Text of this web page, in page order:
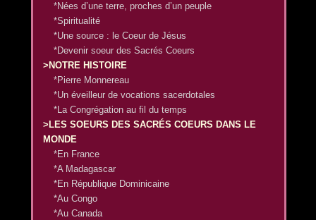
*Nées d’une terre, proches d’un peuple
*Spiritualité
*Une source : le Coeur de Jésus
*Devenir soeur des Sacrés Coeurs
>NOTRE HISTOIRE
*Pierre Monnereau
*Un éveilleur de vocations sacerdotales
*La Congrégation au fil du temps
>LES SOEURS DES SACRÉS COEURS DANS LE
MONDE
*En France
*A Madagascar
*En République Dominicaine
*Au Congo
*Au Canada